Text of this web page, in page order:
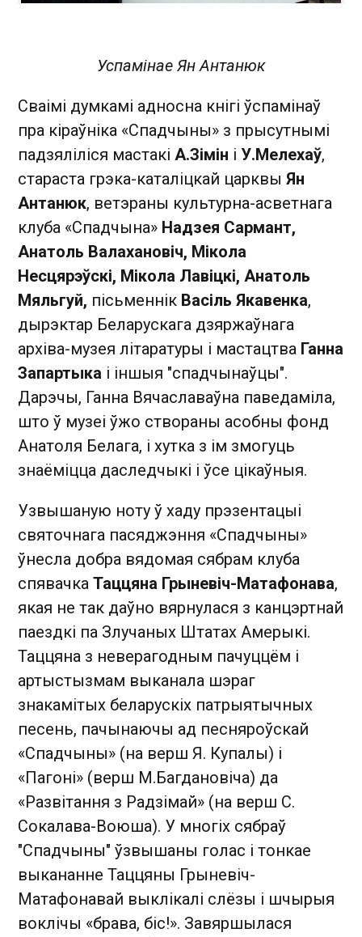
Успамінае Ян Антанюк
Сваімі думкамі адносна кнігі ўспамінаў
пра кіраўніка «Спадчыны» з прысутнымі
падзяліліся мастакі А.Зімін і У.Мелехаў,
стараста грэка-каталіцкай царквы Ян
Антанюк, ветэраны культурна-асветнага
клуба «Спадчына» Надзея Сармант,
Анатоль Валахановіч, Мікола
Несцярэўскі, Мікола Лавіцкі, Анатоль
Мяльгуй, пісьменнік Васіль Якавенка,
дырэктар Беларускага дзяржаўнага
архіва-музея літаратуры і мастацтва Ганна
Запартыка і іншыя "спадчынаўцы".
Дарэчы, Ганна Вячаславаўна паведаміла,
што ў музеі ўжо створаны асобны фонд
Анатоля Белага, і хутка з ім змогуць
знаёміцца даследчыкі і ўсе цікаўныя.
Узвышаную ноту ў хаду прэзентацыі
святочнага пасяджэння «Спадчыны»
ўнесла добра вядомая сябрам клуба
спявачка Таццяна Грыневіч-Матафонава,
якая не так даўно вярнулася з канцэртнай
паездкі па Злучаных Штатах Амерыкі.
Таццяна з неверагодным пачуццём і
артыстызмам выканала шэраг
знакамітых беларускіх патрыятычных
песень, пачынаючы ад песняроўскай
«Спадчыны» (на верш Я. Купалы) і
«Пагоні» (верш М.Багдановіча) да
«Развітання з Радзімай» (на верш С.
Сокалава-Воюша). У многіх сябраў
"Спадчыны" ўзвышаны голас і тонкае
выкананне Таццяны Грыневіч-
Матафонавай выклікалі слёзы і шчырыя
воклічы «брава, біс!». Завяршылася